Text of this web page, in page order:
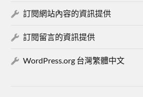
訂閱網站內容的資訊提供
訂閱留言的資訊提供
WordPress.org 台灣繁體中文